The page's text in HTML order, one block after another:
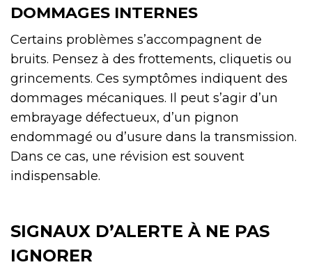
DOMMAGES INTERNES
Certains problèmes s’accompagnent de
bruits. Pensez à des frottements, cliquetis ou
grincements. Ces symptômes indiquent des
dommages mécaniques. Il peut s’agir d’un
embrayage défectueux, d’un pignon
endommagé ou d’usure dans la transmission.
Dans ce cas, une révision est souvent
indispensable.
SIGNAUX D’ALERTE À NE PAS
IGNORER